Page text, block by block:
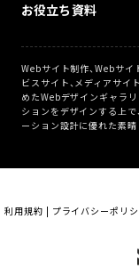
お役立ち資料
Webサイト制作、Webサイ
ビスサイト、メディアサイ
めたWebデザインギャラ
ションをデザインする上で
ーション設計に優れた素
利用規約 プライバシーポリ